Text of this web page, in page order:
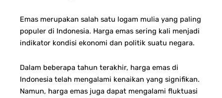
Emas merupakan salah satu logam mulia yang paling
populer di Indonesia. Harga emas sering kali menjadi
indikator kondisi ekonomi dan politik suatu negara.
Dalam beberapa tahun terakhir, harga emas di
Indonesia telah mengalami kenaikan yang signifikan.
Namun, harga emas juga dapat mengalami fluktuasi